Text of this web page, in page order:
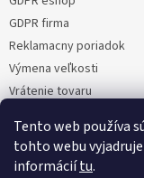
Tento web používa
tohto webu
informáciítu.
GDPR firma
Reklamacny poriadok
Výmena veľkosti
Vrátenie tovaru
Moja objednávka